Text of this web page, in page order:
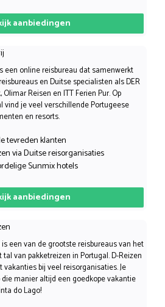
aanbiedingen
een online reisbureau dat samenwerkt
en Duitse specialisten als DER
Olimar Reisen en ITT Ferien Pur. Op
vind je veel verschillende Portugeese
en resorts.
tevreden klanten
via Duitse reisorganisaties
Sunmix hotels
aanbiedingen
een van de grootste reisbureaus van het
van pakketreizen in Portugal. D-Reizen
vakanties bij veel reisorganisaties. Je
die manier altijd een goedkope vakantie
do Lago!